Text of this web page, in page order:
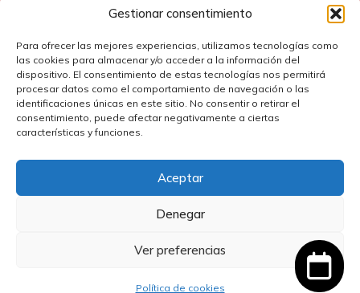
Gestionar consentimiento
Para ofrecer las mejores experiencias, utilizamos tecnologías como
las cookies para almacenar y/o acceder a la información del
dispositivo. El consentimiento de estas tecnologías nos permitirá
procesar datos como el comportamiento de navegación o las
identificaciones únicas en este sitio. No consentir o retirar el
consentimiento, puede afectar negativamente a ciertas
características y funciones.
Aceptar
Denegar
Ver preferencias
Política de cookies
Contacto
14,50€
precio
precio
IVA incluido
Añadir al carrito